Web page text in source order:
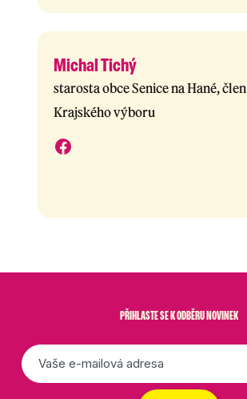
Michal Tichý
starosta obce Senice na Hané, člen
Krajského výboru
PŘIHLASTE SE K ODBĚRU NOVINEK
E-
mail